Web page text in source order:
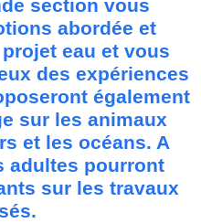
section vous
abordée et
eau et vous
des expériences
également
sur les animaux
et les océans. A
adultes pourront
sur les travaux